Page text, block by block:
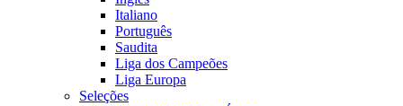
Italiano
Português
Saudita
Liga dos Campeões
Liga Europa
Seleções